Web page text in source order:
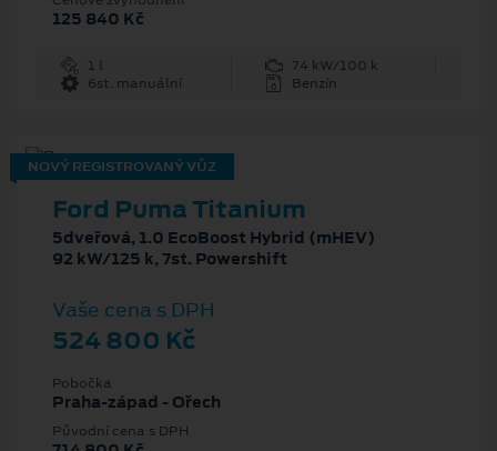
125 840 Kč
1 l
74 kW/100 k
6st. manuální
Benzín
NOVÝ REGISTROVANÝ VŮZ
Ford Puma Titanium
5dveřová, 1.0 EcoBoost Hybrid (mHEV)
92 kW/125 k, 7st. Powershift
Vaše cena s DPH
524 800 Kč
Pobočka
Praha-západ - Ořech
Původní cena s DPH